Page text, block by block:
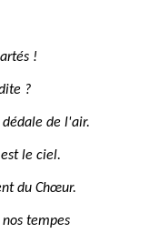
!
?
de l'air.
le ciel.
du Chœur.
tempes